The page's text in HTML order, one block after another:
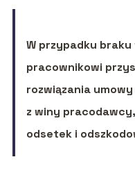
W przypadku
pracownikowi
rozwiązania
z winy
odsetek i